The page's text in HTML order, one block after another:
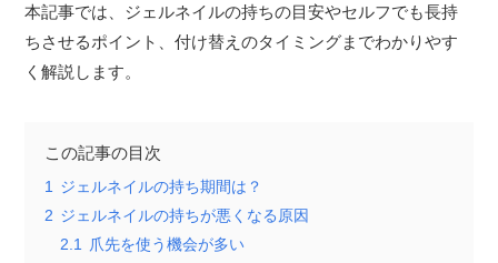
本記事では、ジェルネイルの持ちの目安やセルフでも長持
ちさせるポイント、付け替えのタイミングまでわかりやす
く解説します。
この記事の目次
1
ジェルネイルの持ち期間は？
2 ジェルネイルの持ちが悪くなる原因
2.1
爪先を使う機会が多い